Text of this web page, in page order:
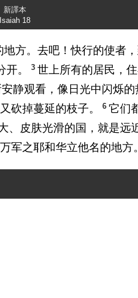
新譯本
Isaiah 18
方。去吧！快行的使者
。
3世上所有的居民，
静观看，像日光中闪烁
砍掉蔓延的枝子。
6 它们
、皮肤光滑的国，就是
军之耶和华立他名的地方。